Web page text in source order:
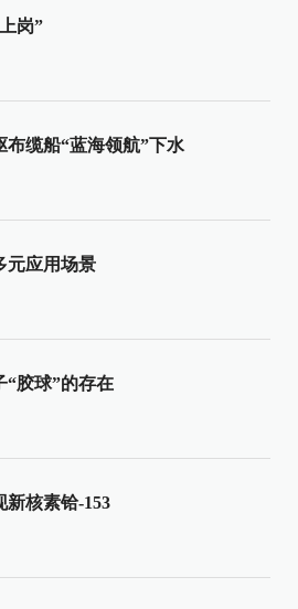
岗”
布缆船“蓝海领航”下水
元应用场景
“胶球”的存在
新核素铪-153